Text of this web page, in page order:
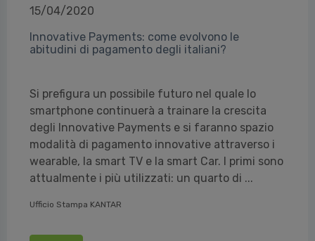
15/04/2020
Innovative Payments: come evolvono le
abitudini di pagamento degli italiani?
Si prefigura un possibile futuro nel quale lo
smartphone continuerà a trainare la crescita
degli Innovative Payments e si faranno spazio
modalità di pagamento innovative attraverso i
wearable, la smart TV e la smart Car. I primi sono
attualmente i più utilizzati: un quarto di ...
Ufficio Stampa KANTAR